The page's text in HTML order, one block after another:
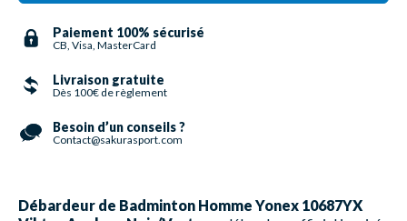
Paiement 100% sécurisé
CB, Visa, MasterCard
Livraison gratuite
Dès 100€ de règlement
Besoin d’un conseils ?
Contact@sakurasport.com
Débardeur de Badminton Homme Yonex 10687YX